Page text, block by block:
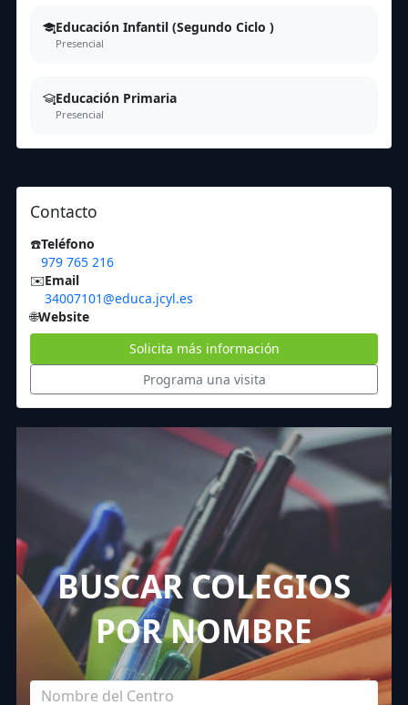
Educación Infantil (Segundo Ciclo )
Presencial
Educación Primaria
Presencial
Contacto
☎️Teléfono
979 765 216
✉️Email
34007101@educa.jcyl.es
🌐Website
Solicita más información
Programa una visita
BUSCAR COLEGIOS
POR NOMBRE